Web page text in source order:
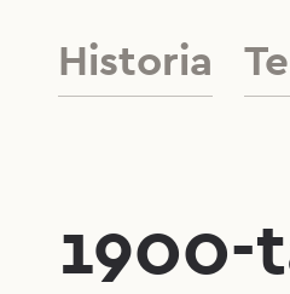
Historia
1900-